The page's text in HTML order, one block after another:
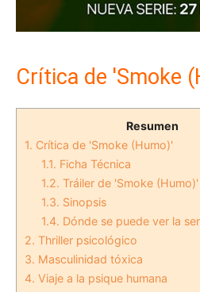
Crítica de 'Smoke
Resumen
1. Crítica de 'Smoke (Humo)'
1.1. Ficha Técnica
1.2. Tráiler de 'Smoke (Humo)'
1.3. Sinopsis
1.4. Dónde se puede ver la
2. Thriller psicológico
3. Masculinidad tóxica
4. Viaje a la psique humana